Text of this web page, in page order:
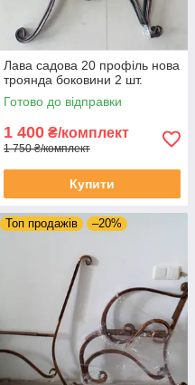
Лава садова 20 профіль нова
троянда боковини 2 шт.
Готово до відправки
1 400 ₴/комплект
1 750 ₴/комплект
Купити
Топ продажів –20%